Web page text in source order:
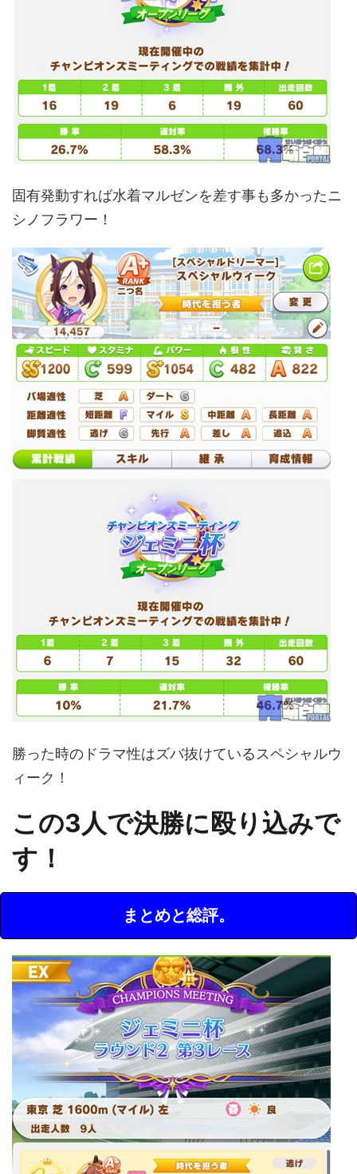
固有発動すれば水着マルゼンを差す事も多かったニ
シノフラワー！
勝った時のドラマ性はズバ抜けているスペシャルウ
ィーク！
この3人で決勝に殴り込みで
す！
まとめと総評。